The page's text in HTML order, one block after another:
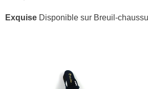
Exquise Disponible sur Breuil-